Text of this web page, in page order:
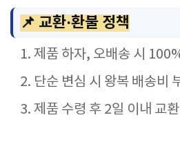
📌 교환·환불 정책
제품 하자, 오배송 시
단순 변심 시 왕복 배송비
제품 수령 후 2일 이내 교